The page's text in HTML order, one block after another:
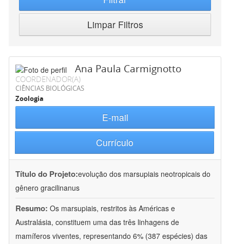
Limpar Filtros
Ana Paula Carmignotto
COORDENADOR(A)
CIÊNCIAS BIOLÓGICAS
Zoologia
E-mail
Currículo
Título do Projeto:evolução dos marsupiais neotropicais do
gênero gracilinanus
Resumo: Os marsupiais, restritos às Américas e
Australásia, constituem uma das três linhagens de
mamíferos viventes, representando 6% (387 espécies) das